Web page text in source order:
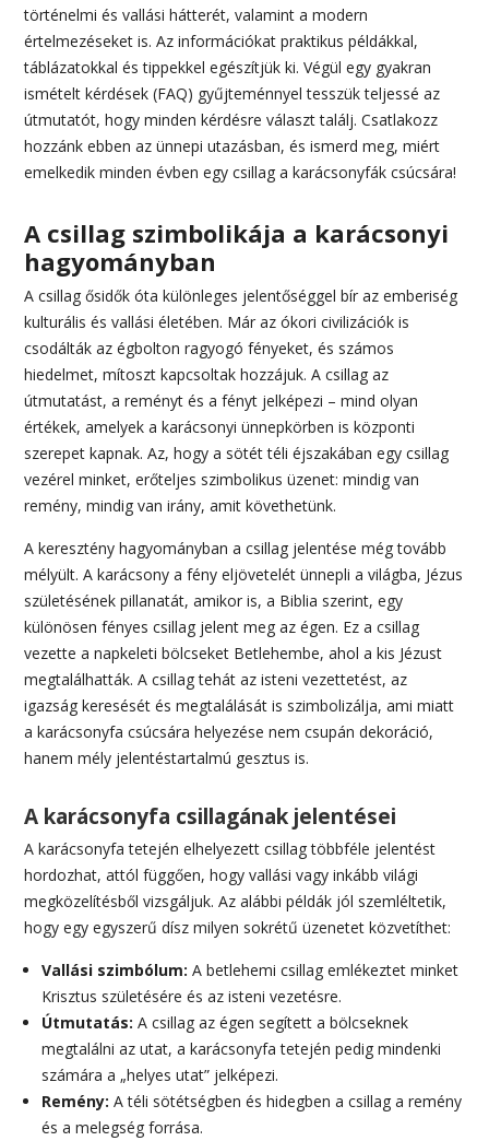
történelmi és vallási hátterét, valamint a modern
értelmezéseket is. Az információkat praktikus példákkal,
táblázatokkal és tippekkel egészítjük ki. Végül egy gyakran
ismételt kérdések (FAQ) gyűjteménnyel tesszük teljessé az
útmutatót, hogy minden kérdésre választ találj. Csatlakozz
hozzánk ebben az ünnepi utazásban, és ismerd meg, miért
emelkedik minden évben egy csillag a karácsonyfák csúcsára!
A csillag szimbolikája a karácsonyi
hagyományban
A csillag ősidők óta különleges jelentőséggel bír az emberiség
kulturális és vallási életében. Már az ókori civilizációk is
csodálták az égbolton ragyogó fényeket, és számos
hiedelmet, mítoszt kapcsoltak hozzájuk. A csillag az
útmutatást, a reményt és a fényt jelképezi – mind olyan
értékek, amelyek a karácsonyi ünnepkörben is központi
szerepet kapnak. Az, hogy a sötét téli éjszakában egy csillag
vezérel minket, erőteljes szimbolikus üzenet: mindig van
remény, mindig van irány, amit követhetünk.
A keresztény hagyományban a csillag jelentése még tovább
mélyült. A karácsony a fény eljövetelét ünnepli a világba, Jézus
születésének pillanatát, amikor is, a Biblia szerint, egy
különösen fényes csillag jelent meg az égen. Ez a csillag
vezette a napkeleti bölcseket Betlehembe, ahol a kis Jézust
megtalálhatták. A csillag tehát az isteni vezettetést, az
igazság keresését és megtalálását is szimbolizálja, ami miatt
a karácsonyfa csúcsára helyezése nem csupán dekoráció,
hanem mély jelentéstartalmú gesztus is.
A karácsonyfa csillagának jelentései
A karácsonyfa tetején elhelyezett csillag többféle jelentést
hordozhat, attól függően, hogy vallási vagy inkább világi
megközelítésből vizsgáljuk. Az alábbi példák jól szemléltetik,
hogy egy egyszerű dísz milyen sokrétű üzenetet közvetíthet:
Vallási szimbólum: A betlehemi csillag emlékeztet minket
Krisztus születésére és az isteni vezetésre.
Útmutatás: A csillag az égen segített a bölcseknek
megtalálni az utat, a karácsonyfa tetején pedig mindenki
számára a „helyes utat” jelképezi.
Remény: A téli sötétségben és hidegben a csillag a remény
és a melegség forrása.